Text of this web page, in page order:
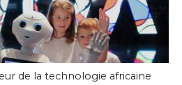
de la technologie africaine